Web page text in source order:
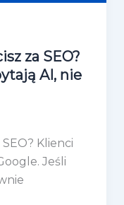
za SEO?
AI, nie
Klienci
Jeśli